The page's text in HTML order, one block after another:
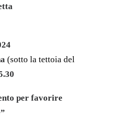
(sotto la tettoia del
per favorire